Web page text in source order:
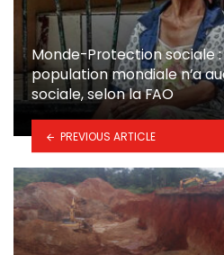
Monde-Protection sociale :
population mondiale n’a
sociale, selon la FAO
PREVIOUS ARTICLE